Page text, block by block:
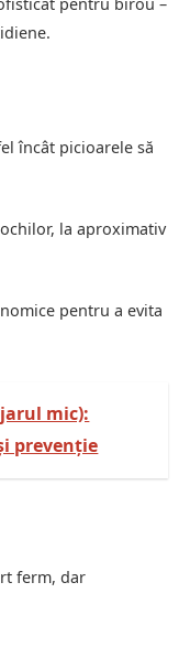
încât picioarele să
la aproximativ
pentru a evita
mic):
prevenție
ferm, dar